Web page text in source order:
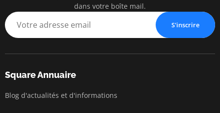
dans votre boîte mail.
S'inscrire
Square Annuaire
Blog d'actualités et d'informations